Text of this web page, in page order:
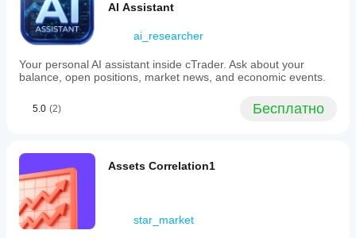
AI Assistant
ai_researcher
Your personal AI assistant inside cTrader. Ask about your
balance, open positions, market news, and economic events.
5.0 (2) Бесплатно
Assets Correlation1
star_market